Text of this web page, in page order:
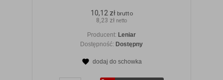
10,12 zł brutto
8,23 zł netto
Producent: Leniar
Dostępność: Dostępny
dodaj do schowka